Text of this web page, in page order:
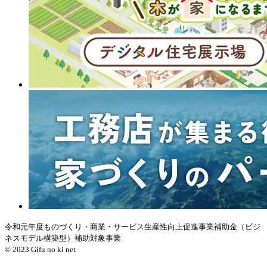
令和元年度ものづくり・商業・サービス生産性向上促進事業補助金（ビジ
ネスモデル構築型）補助対象事業
© 2023 Gifu no ki net